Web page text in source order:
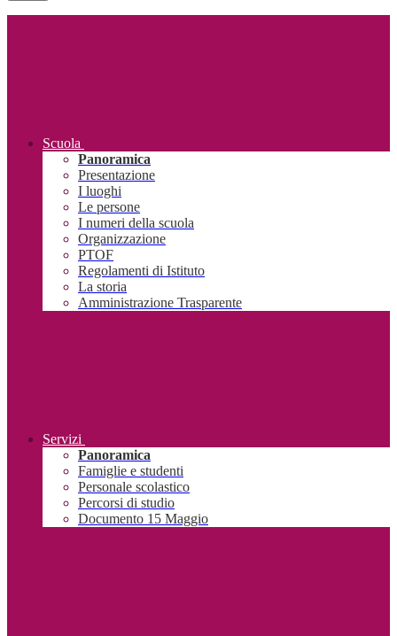
Scuola
Panoramica
Presentazione
I luoghi
Le persone
I numeri della scuola
Organizzazione
PTOF
Regolamenti di Istituto
La storia
Amministrazione Trasparente
Servizi
Panoramica
Famiglie e studenti
Personale scolastico
Percorsi di studio
Documento 15 Maggio